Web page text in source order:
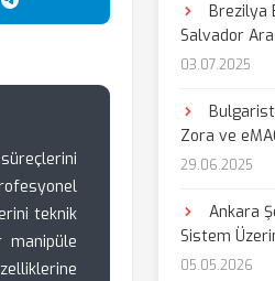
Telegram'da Paylaş
teknik
manipüle
Brezilya
Salvador
03.07.2025
Zora ve
29.06.2025
Ankara
Sistem
05.05.2026